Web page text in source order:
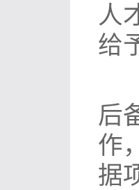
人
给
后
作
据